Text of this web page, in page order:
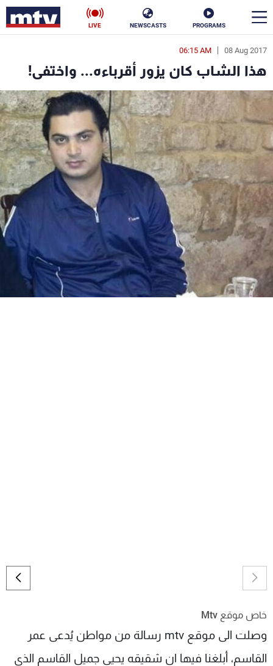
PROGRAMS
NEWSCASTS
LIVE
08 Aug 2017
06:15 AM
هذا الشاب كان يزور أقرباءه... واختفى!
خاص موقع Mtv
وصلت الى موقع mtv رسالة من مواطن يُدعى عمر
القاسم، أبلغنا فيها ان شقيقه يحيى جميل القاسم الذي
en
الأخبار
سياسة ناس
إقتصاد فن
منوعات رياضة
كأس العالم
البرامج
جدول البرامج
شاهد البرامج